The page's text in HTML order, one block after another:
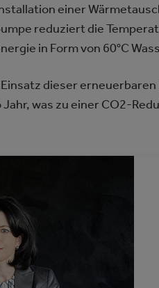
einer
reduziert die
in Form von 60°C
dieser
was zu einer CO2-